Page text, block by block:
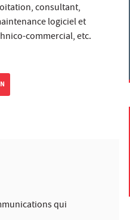
consultant,
logiciel et
commercial, etc.
qui